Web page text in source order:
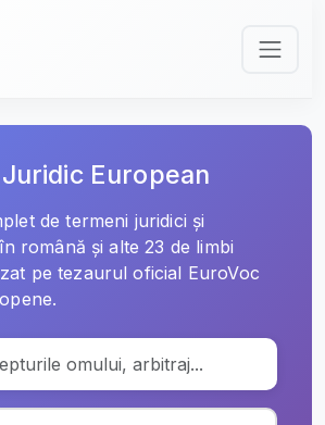
European
de termeni juridici și
română și alte 23 de limbi
pe tezaurul oficial EuroVoc